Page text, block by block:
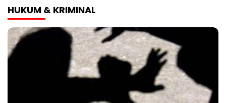
HUKUM & KRIMINAL